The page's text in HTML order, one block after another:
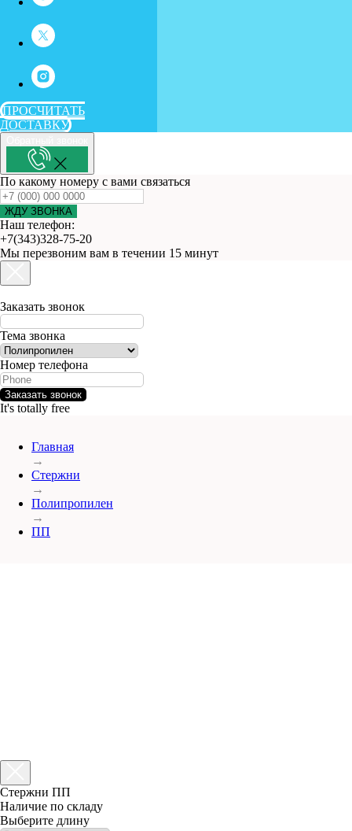
ПРОСЧИТАТЬ
ДОСТАВКУ
По какому номеру с вами связаться
ЖДУ ЗВОНКА
Наш телефон:
+7(343)328-75-20
Мы перезвоним вам в течении 15 минут
Заказать звонок
Тема звонка
Номер телефона
Заказать звонок
It's totally free
Главная
→
Стержни
→
Полипропилен
→
ПП
Стержни ПП
Наличие по складу
Выберите длину